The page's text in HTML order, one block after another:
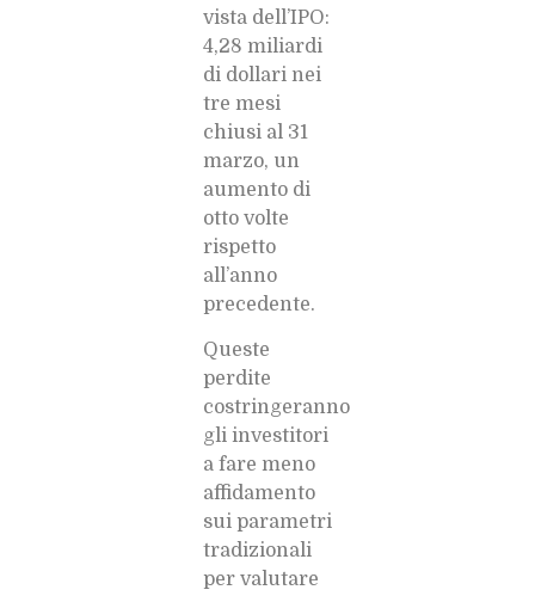
vista dell’IPO:
4,28 miliardi
di dollari nei
tre mesi
chiusi al 31
marzo, un
aumento di
otto volte
rispetto
all’anno
precedente.
Queste
perdite
costringeranno
gli investitori
a fare meno
affidamento
sui parametri
tradizionali
per valutare